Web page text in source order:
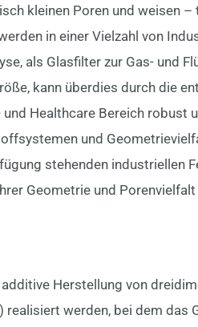
kleinen Poren und weisen
in einer Vielzahl von
als Glasfilter zur Gas- und
kann überdies durch die
Healthcare Bereich
und
stehenden industriellen
Geometrie und
Herstellung von
werden, bei dem